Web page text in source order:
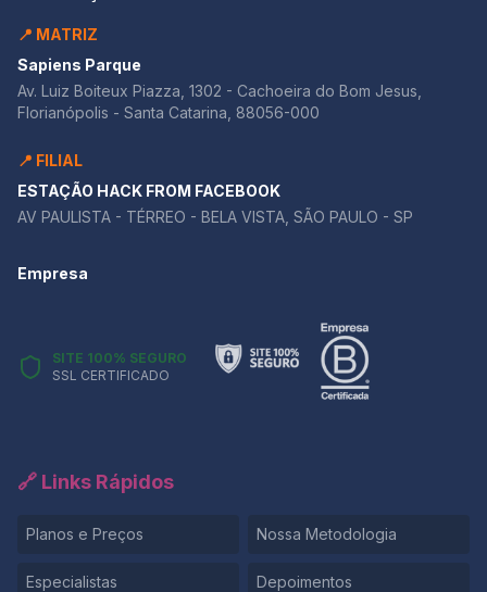
📍 MATRIZ
Sapiens Parque
Av. Luiz Boiteux Piazza, 1302 - Cachoeira do Bom Jesus,
Florianópolis - Santa Catarina, 88056-000
📍 FILIAL
ESTAÇÃO HACK FROM FACEBOOK
AV PAULISTA - TÉRREO - BELA VISTA, SÃO PAULO - SP
Empresa
SITE 100% SEGURO
SSL CERTIFICADO
🔗 Links Rápidos
Planos e Preços Nossa Metodologia
Especialistas Depoimentos